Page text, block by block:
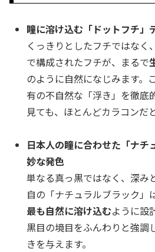
瞳に溶け込む「ドットフチ」
くっきりとしたフチではなく
で構成されたフチが、まるで
のように自然になじみます。
有の不自然な「浮き」を徹底
見ても、ほとんどカラコンだ
日本人の瞳に合わせた「ナチ
妙な発色
単なる真っ黒ではなく、深み
自の「ナチュラルブラック」
最も自然に溶け込むように設
黒目の境目をふんわりと強調
きを与えます。